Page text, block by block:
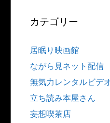
カテゴリー
居眠り映画館
ながら見ネット配信
無気力レンタルビデ
立ち読み本屋さん
妄想喫茶店